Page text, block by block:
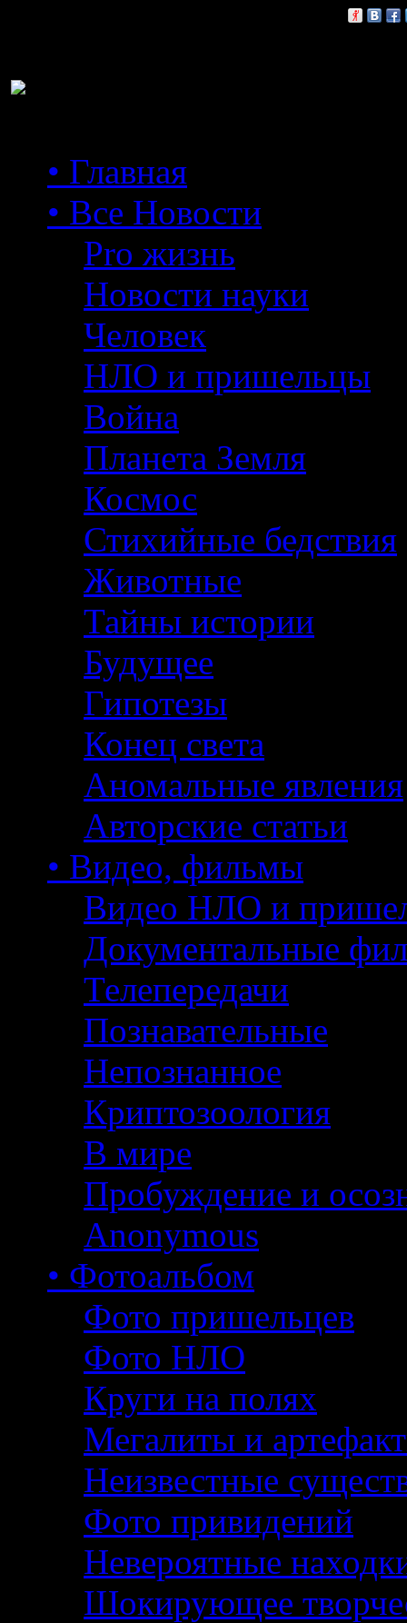
• Главная
• Все Новости
Pro жизнь
Новости науки
Человек
НЛО и пришельцы
Война
Планета Земля
Космос
Стихийные бедствия
Животные
Тайны истории
Будущее
Гипотезы
Конец света
Аномальные явления
Авторские статьи
• Видео, фильмы
Видео НЛО и
Документальные
Телепередачи
Познавательные
Непознанное
Криптозоология
В мире
Пробуждение и
Anonymous
• Фотоальбом
Фото пришельцев
Фото НЛО
Круги на полях
Мегалиты и
Неизвестные
Фото привидений
Невероятные
Шокирующее